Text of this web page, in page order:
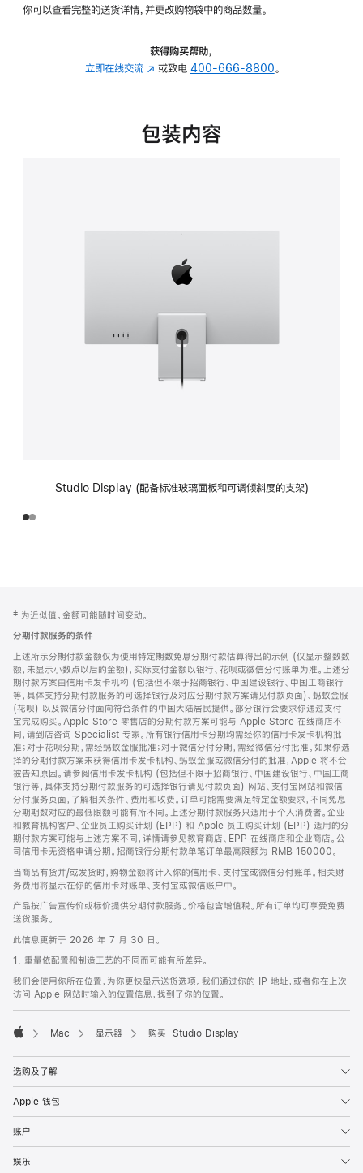
你可以查看完整的送货详情，并更改购物袋中的商品数量。
获得购买帮助，
立即在线交流 (在
中
或致电 400-666-8800。
包装内容
Studio Display (配备标准玻璃面板和可调倾斜度的支架)
页
页
脚
注
‡ 为近似值。金额可能随时间变动。
分期付款服务的条件
上述所示分期付款金额仅为使用特定期数免息分期付款估算得出的示例 (仅显示整数数
额，未显示小数点以后的金额)，实际支付金额以银行、花呗或微信分付账单为准。上述分
期付款方案由信用卡发卡机构 (包括但不限于招商银行、中国建设银行、中国工商银行
等，具体支持分期付款服务的可选择银行及对应分期付款方案请见付款页面)、蚂蚁金服
(花呗) 以及微信分付面向符合条件的中国大陆居民提供。部分银行会要求你通过支付
宝完成购买。Apple Store 零售店的分期付款方案可能与 Apple Store 在线商店不
同，请到店咨询 Specialist 专家。所有银行信用卡分期均需经你的信用卡发卡机构批
准；对于花呗分期，需经蚂蚁金服批准；对于微信分付分期，需经微信分付批准。如果你选
择的分期付款方案未获得信用卡发卡机构、蚂蚁金服或微信分付的批准，Apple 将不会
被告知原因。请参阅信用卡发卡机构 (包括但不限于招商银行、中国建设银行、中国工商
银行等，具体支持分期付款服务的可选择银行请见付款页面) 网站、支付宝网站和微信
分付服务页面，了解相关条件、费用和收费。订单可能需要满足特定金额要求，不同免息
分期期数对应的最低限额可能有所不同。上述分期付款服务只适用于个人消费者。企业
和教育机构客户、企业员工购买计划 (EPP) 和 Apple 员工购买计划 (EPP) 适用的分
期付款方案可能与上述方案不同，详情请参见教育商店、EPP 在线商店和企业商店。公
司信用卡无资格申请分期。招商银行分期付款单笔订单最高限额为 RMB 150000。
当商品有货并/或发货时，购物金额将计入你的信用卡、支付宝或微信分付账单。相关财
务费用将显示在你的信用卡对账单、支付宝或微信账户中。
产品按广告宣传价或标价提供分期付款服务。价格包含增值税。所有订单均可享受免费
送货服务。
此信息更新于 2026 年 7 月 30 日。
1. 重量依配置和制造工艺的不同而可能有所差异。
我们会使用你所在位置，为你更快显示送货选项。我们通过你的 IP 地址，或者你在上次
访问 Apple 网站时输入的位置信息，找到了你的位置。
Mac 显示器 购买 Studio Display
选购及了解
Apple 钱包
账户
娱乐